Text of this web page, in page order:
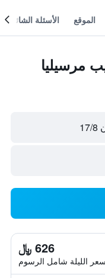
الموقع الأسئلة الشائعة
مرسيليا
8
626 ﷼
سعر الليلة شامل الرسوم